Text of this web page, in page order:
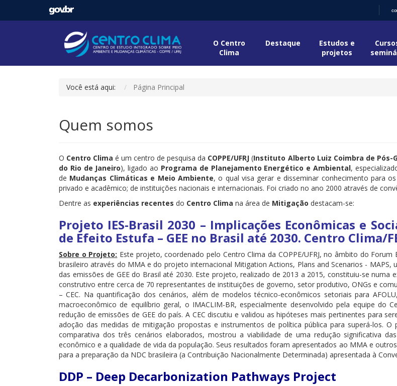
CONTEÚDO
O Centro
Clima
Destaque
Estudos e
projetos
Você está aqui: Página Principal
Quem somos
O Centro Clima é um centro de pesquisa da COPPE/UFRJ (Instituto Alberto Luiz Coimbra de Pós-
do Rio de Janeiro), ligado ao Programa de Planejamento Energético e Ambiental,
de Mudanças Climáticas e Meio Ambiente, o qual visa gerar e disseminar conhecimento para
privado e acadêmico; de instituições nacionais e internacionais. Foi criado no ano 2000 através de
Dentre as experiências recentes do Centro Clima na área de Mitigação destacam-se:
Projeto IES-Brasil 2030 – Implicações Econômicas e
de Efeito Estufa – GEE no Brasil até 2030. Centro Clima/
Sobre o Projeto: Este projeto, coordenado pelo Centro Clima da COPPE/UFRJ, no âmbito do
brasileiro através do MMA e do projeto internacional Mitigation Actions, Plans and Scenarios -
das emissões de GEE do Brasil até 2030. Este projeto, realizado de 2013 a 2015, constituiu-se
construtivo entre cerca de 70 representantes de instituições de governo, setor produtivo, ONGs e
– CEC. Na quantificação dos cenários, além de modelos técnico-econômicos setoriais para
macroeconômico de equilíbrio geral, o IMACLIM-BR, especialmente desenvolvido pela equipe do
redução de emissões de GEE do país. A CEC discutiu e validou as hipóteses mais pertinentes para
adoção das medidas de mitigação propostas e instrumentos de política pública para superá-los.
comparativa dos três cenários elaborados, mostrou a viabilidade de uma redução significativa
econômico e a qualidade de vida da população. Seus resultados foram apresentados ao MMA e
para a preparação da NDC brasileira (a Contribuição Nacionalmente Determinada) apresentada à
DDP – Deep Decarbonization Pathways Project